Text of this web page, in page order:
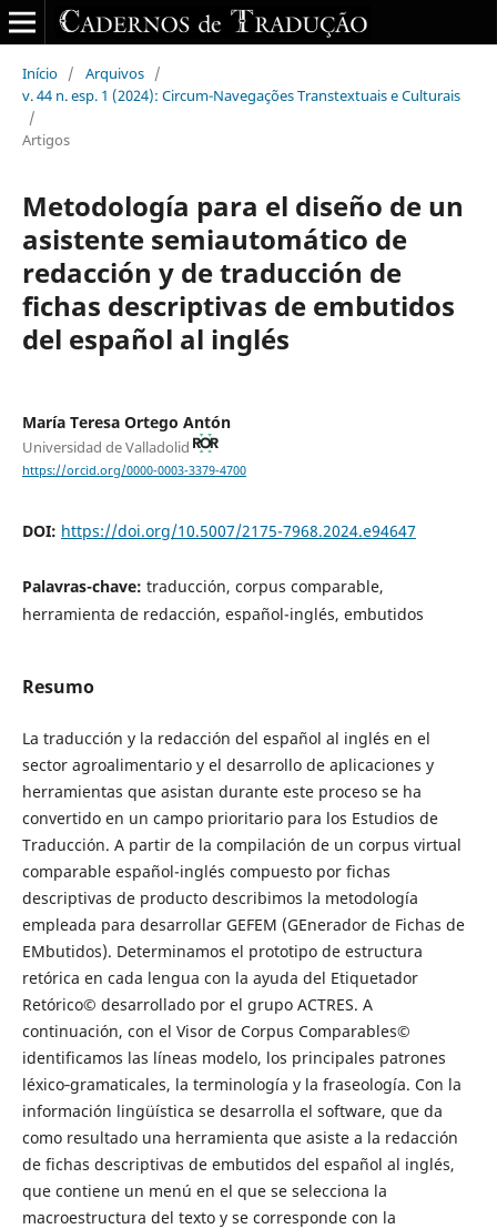
Início / Arquivos /
v. 44 n. esp. 1 (2024): Circum-Navegações Transtextuais e Culturais
/
Artigos
Metodología para el diseño de un
asistente semiautomático de
redacción y de traducción de
fichas descriptivas de embutidos
del español al inglés
María Teresa Ortego Antón
Universidad de Valladolid
https://orcid.org/0000-0003-3379-4700
DOI: https://doi.org/10.5007/2175-7968.2024.e94647
Palavras-chave: traducción, corpus comparable,
herramienta de redacción, español-inglés, embutidos
Resumo
La traducción y la redacción del español al inglés en el
sector agroalimentario y el desarrollo de aplicaciones y
herramientas que asistan durante este proceso se ha
convertido en un campo prioritario para los Estudios de
Traducción. A partir de la compilación de un corpus virtual
comparable español-inglés compuesto por fichas
descriptivas de producto describimos la metodología
empleada para desarrollar GEFEM (GEnerador de Fichas de
EMbutidos). Determinamos el prototipo de estructura
retórica en cada lengua con la ayuda del Etiquetador
Retórico© desarrollado por el grupo ACTRES. A
continuación, con el Visor de Corpus Comparables©
identificamos las líneas modelo, los principales patrones
léxico‑gramaticales, la terminología y la fraseología. Con la
información lingüística se desarrolla el software, que da
como resultado una herramienta que asiste a la redacción
de fichas descriptivas de embutidos del español al inglés,
que contiene un menú en el que se selecciona la
macroestructura del texto y se corresponde con la